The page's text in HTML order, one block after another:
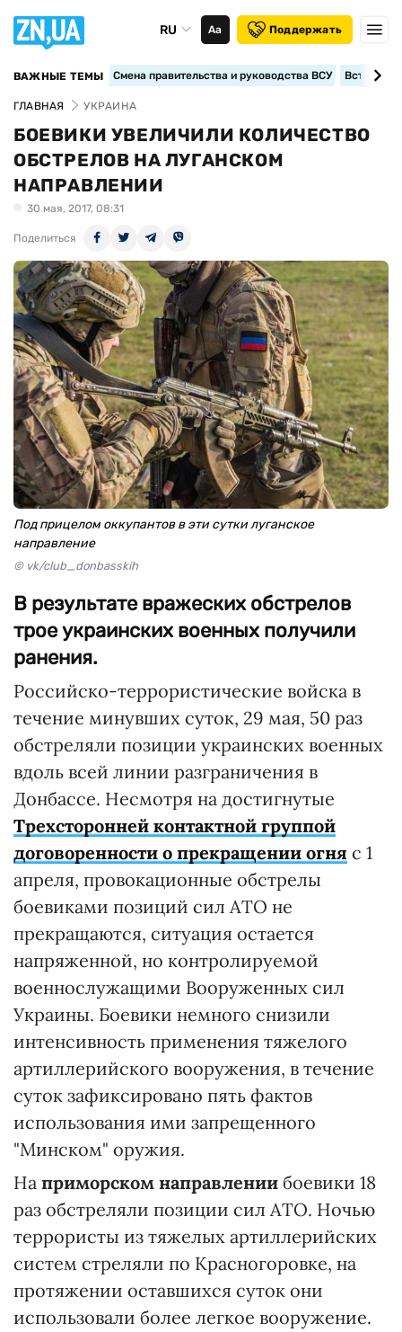
RU Аа Поддержать
ВАЖНЫЕ ТЕМЫ Смена правительства и руководства ВСУ
ГЛАВНАЯ УКРАИНА
БОЕВИКИ УВЕЛИЧИЛИ КОЛИЧЕСТВО
ОБСТРЕЛОВ НА ЛУГАНСКОМ
НАПРАВЛЕНИИ
30 мая, 2017, 08:31
Поделиться
Под прицелом оккупантов в эти сутки луганское
направление
© vk/club_donbasskih
В результате вражеских обстрелов
трое украинских военных получили
ранения.
Российско-террористические войска в
течение минувших суток, 29 мая, 50 раз
обстреляли позиции украинских военных
вдоль всей линии разграничения в
Донбассе. Несмотря на достигнутые
Трехсторонней контактной группой
договоренности о прекращении огня с 1
апреля, провокационные обстрелы
боевиками позиций сил АТО не
прекращаются, ситуация остается
напряженной, но контролируемой
военнослужащими Вооруженных сил
Украины. Боевики немного снизили
интенсивность применения тяжелого
артиллерийского вооружения, в течение
суток зафиксировано пять фактов
использования ими запрещенного
"Минском" оружия.
На приморском направлении боевики 18
раз обстреляли позиции сил АТО. Ночью
террористы из тяжелых артиллерийских
систем стреляли по Красногоровке, на
протяжении оставшихся суток они
использовали более легкое вооружение.